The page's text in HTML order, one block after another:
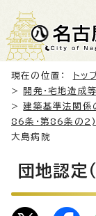
現在の位置： トッ
>
開発・宅地造成等
>建築基準法関係
86条・第86条の2)
大島病院
団地認定